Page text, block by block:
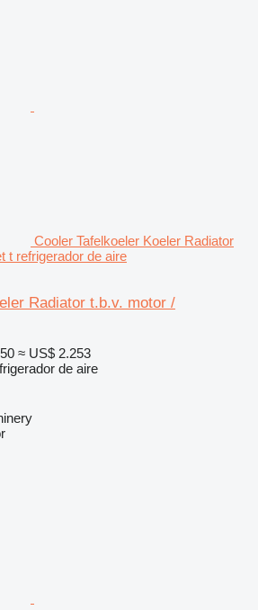
Cooler Tafelkoeler Koeler Radiator
t refrigerador de aire
Radiator t.b.v. motor /
≈ US$ 2.253
de aire